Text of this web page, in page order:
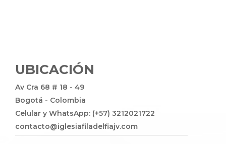
UBICACIÓN
Av Cra 68 # 18 - 49
Bogotá - Colombia
Celular y WhatsApp: (+57) 3212021722
contacto@iglesiafiladelfiajv.com